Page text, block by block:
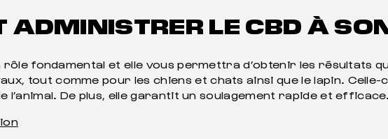
ADMINISTRER LE CBD À
rôle fondamental et elle vous permettra d’obtenir les résultats
tout comme pour les chiens et chats ainsi que le lapin.
l’animal. De plus, elle garantit un soulagement rapide et efficace.